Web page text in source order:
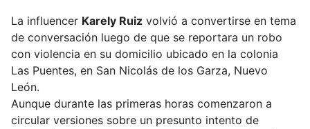
La influencer Karely Ruiz volvió a convertirse en tema
de conversación luego de que se reportara un robo
con violencia en su domicilio ubicado en la colonia
Las Puentes, en San Nicolás de los Garza, Nuevo
León.
Aunque durante las primeras horas comenzaron a
circular versiones sobre un presunto intento de